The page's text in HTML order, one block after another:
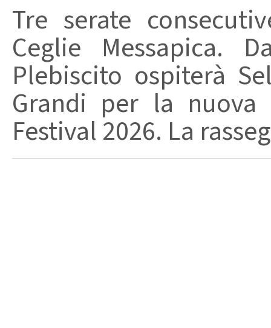
Tre serate
Ceglie Messapica.
Plebiscito ospiterà
Grandi per la
Festival 2026. La